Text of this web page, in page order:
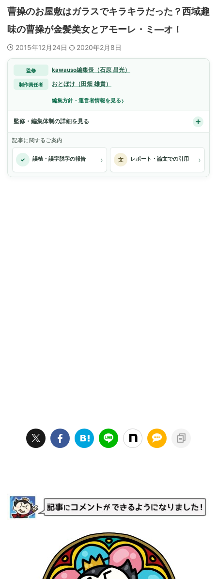
曹操のお屋敷はガラスでキラキラだった？西域趣
味の曹操が金髪美女とアモーレ・ミ―オ！
2015年12月24日 2020年2月8日
監修 kawauso編集長（石原 昌光）
制作責任者 おとぼけ（田畑 雄貴）
編集方針・運営者情報を見る›
監修・編集体制の詳細を見る
記事に関するご案内
✓ 誤植・誤字脱字の報告 › 文 レポート・論文での引用 ›